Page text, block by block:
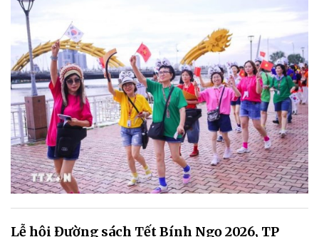
Lễ hội Đường sách Tết Bính Ngọ 2026, TP